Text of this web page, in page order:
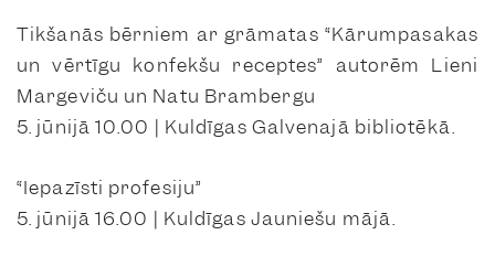
Tikšanās bērniem ar grāmatas “Kārumpasakas
un vērtīgu konfekšu receptes” autorēm Lieni
Margeviču un Natu Brambergu
5. jūnijā 10.00 | Kuldīgas Galvenajā bibliotēkā.
“Iepazīsti profesiju”
5. jūnijā 16.00 | Kuldīgas Jauniešu mājā.